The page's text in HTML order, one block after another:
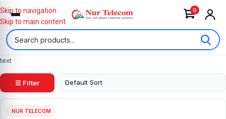
0
Skip to navigation
Skip to main content
text
☰ Filter
NUR TELECOM